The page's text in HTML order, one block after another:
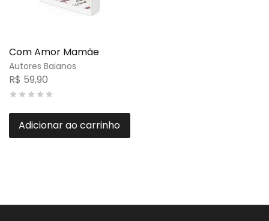
Autores Baianos
Com Amor Mamãe
R$ 59,90
Adicionar ao carrinho